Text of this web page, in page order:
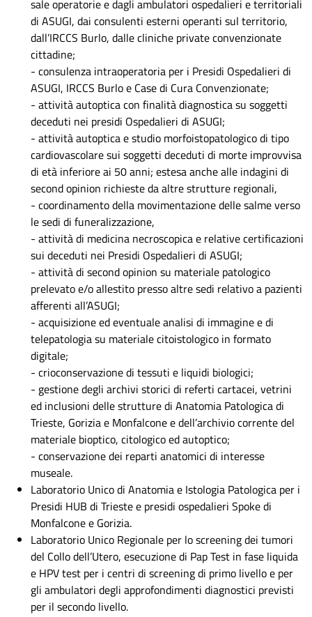
competenze del personale.
Realizzare le attività previste nei piani di formazione
aziendale e nelle convenzioni con ASUGI.
Garantire le attività didattiche universitarie rivolte agli
studenti del Corso di Laurea in Medicina e Chirurgia, di
Odontoiatria, in Tecniche di laboratorio biomedico, in
Ostetricia, Corso di Laurea Specialistica in Ingegneria Clinica e
agli specializzandi in Anatomia. Patologica e delle altre
specialità in cui è coinvolta l’Anatomia Patologica. Realizzare
attività di ricerca clinica e traslazionale in collaborazione con
centri di ricerca nazionali ed internazionali, con altre Aziende
Sanitarie ed IRCCS, nonché con i parchi scientifici (Area di
Ricerca e Sincrotrone e SISSA).
La Struttura è sede Aggregata della Scuola di Specializzazione
in Anatomia Patologica con sede amministrativa presso
l’Università di Udine e di riferimento dei tirocini pratici delle
attività di Anatomia patologica sia del Corso di Laurea di
Medicina e Chirurgia che del Corso di Laurea Interateneo in
Tecniche di Laboratorio Biomedico.
sale operatorie e dagli ambulatori ospedalieri e territoriali
di ASUGI, dai consulenti esterni operanti sul territorio,
dall’IRCCS Burlo, dalle cliniche private convenzionate
cittadine;
- consulenza intraoperatoria per i Presidi Ospedalieri di
ASUGI, IRCCS Burlo e Case di Cura Convenzionate;
- attività autoptica con finalità diagnostica su soggetti
deceduti nei presidi Ospedalieri di ASUGI;
- attività autoptica e studio morfoistopatologico di tipo
cardiovascolare sui soggetti deceduti di morte improvvisa
di età inferiore ai 50 anni; estesa anche alle indagini di
second opinion richieste da altre strutture regionali,
- coordinamento della movimentazione delle salme verso
le sedi di funeralizzazione,
- attività di medicina necroscopica e relative certificazioni
sui deceduti nei Presidi Ospedalieri di ASUGI;
- attività di second opinion su materiale patologico
prelevato e/o allestito presso altre sedi relativo a pazienti
afferenti all’ASUGI;
- acquisizione ed eventuale analisi di immagine e di
telepatologia su materiale citoistologico in formato
digitale;
- crioconservazione di tessuti e liquidi biologici;
- gestione degli archivi storici di referti cartacei, vetrini
ed inclusioni delle strutture di Anatomia Patologica di
Trieste, Gorizia e Monfalcone e dell’archivio corrente del
materiale bioptico, citologico ed autoptico;
- conservazione dei reparti anatomici di interesse
museale.
Laboratorio Unico di Anatomia e Istologia Patologica per i
Presidi HUB di Trieste e presidi ospedalieri Spoke di
Monfalcone e Gorizia.
Laboratorio Unico Regionale per lo screening dei tumori
del Collo dell’Utero, esecuzione di Pap Test in fase liquida
e HPV test per i centri di screening di primo livello e per
gli ambulatori degli approfondimenti diagnostici previsti
per il secondo livello.